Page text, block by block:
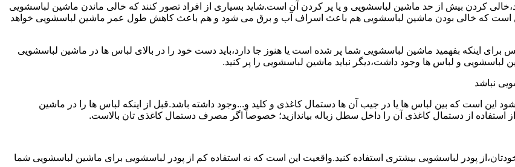
کردن بیش از حد ماشین لباسشویی و یا پر کردن آن است.شاید بسیاری از افراد تصور کنند که خالی ماندن ماشین لباسشویی
است که خالی بودن ماشین لباسشویی هم باعث اسراف آب و برق می شود و هم باعث کاهش طول عمر ماشین لباسشویی خواهد
اینکه بفهمید ماشین لباسشویی شما پر شده است یا هنوز جا دارد،باید دست خود را در بالای لباس ها در ماشین لباسشویی
نباشد
است که بین لباس ها یا در جیب آن ها دستمال کاغذی و کلید و...وجود داشته باشد.قبل از اینکه لباس ها را در ماشین
استفاده از دستمال کاغذی آن را داخل سطل زباله بیاندازید؛ خصوصاً اگر مصرف دستمال کاغذی تان بالاست.
پودر لباسشویی بیشتری استفاده کنید.واقعیت این است که نه استفاده کم از پودر لباسشویی برای ماشین لباسشویی شما